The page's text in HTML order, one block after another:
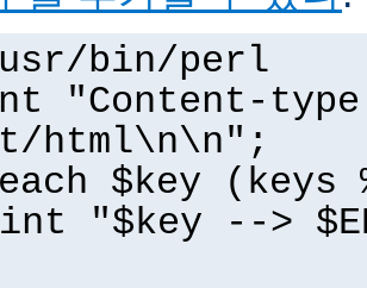
bin/perl
"Content-
html\n\n";
$key (keys
"$key -->